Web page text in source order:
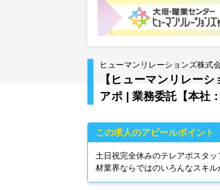
ヒューマンリレーションズ株式
【ヒューマンリレー
アポ | 業務委託【本社：
この求人のアピールポイント
土日祝完全休みのテレアポスタ
材業界ならではのいろんなスキル